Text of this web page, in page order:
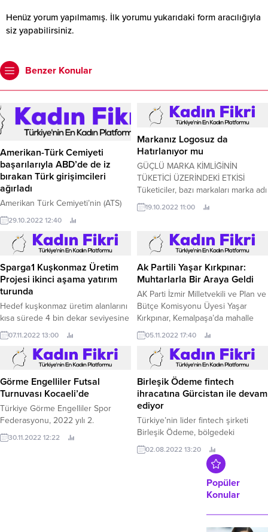
Henüz yorum yapılmamış. İlk yorumu yukarıdaki form aracılığıyla
siz yapabilirsiniz.
Benzer Konular
Amerikan-Türk Cemiyeti
başarılarıyla ABD’de de iz
bırakan Türk girişimcileri
ağırladı
Amerikan Türk Cemiyeti’nin (ATS)
geleneksel gala yemeği bu yıl 25
Ekim’de The Plaza Hotel New
York’ta gerçekleşti.
29.10.2022 12:40
Markanız Logosuz da
Hatırlanıyor mu
GÜÇLÜ MARKA KİMLİĞİNİN
TÜKETİCİ ÜZERİNDEKİ ETKİSİ
Tüketiciler, bazı markaları marka adı
ya da logo görmeden kolaylıkla
hatırlayabiliyor.
19.10.2022 11:00
Sparga1 Kuşkonmaz Üretim
Projesi ikinci aşama yatırım
turunda
Hedef kuşkonmaz üretim alanlarını
kısa sürede 4 bin dekar seviyesine
ulaştırmak Tarımsal üretimin
finansmanında Türkiye’de bir ilk
olarak fonbulucu’nun geliştirdiği ve
kitle fonlama sisteminin kullanıldığı
fonTAR yatırım modelinin ilk üretim
projesi Sparga1 Kuşkonmaz, ikinci
07.11.2022 13:00
Ak Partili Yaşar Kırkpınar:
Muhtarlarla Bir Araya Geldi
AK Parti İzmir Milletvekili ve Plan ve
Bütçe Komisyonu Üyesi Yaşar
Kırkpınar, Kemalpaşa’da mahalle
muhtarlarının katılımlarıyla geniş
kapsamlı bir toplantı düzenledi.
05.11.2022 17:40
Görme Engelliler Futsal
Turnuvası Kocaeli’de
Türkiye Görme Engelliler Spor
Federasyonu, 2022 yılı 2.
30.11.2022 12:22
Birleşik Ödeme fintech
ihracatına Gürcistan ile devam
ediyor
Türkiye’nin lider fintech şirketi
Birleşik Ödeme, bölgedeki
büyümesine Gürcistan ile devam
ediyor.
02.08.2022 13:20
Popüler
Konular